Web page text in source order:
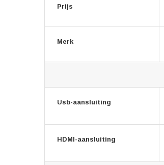
Prijs
Merk
Usb-aansluiting
HDMI-aansluiting